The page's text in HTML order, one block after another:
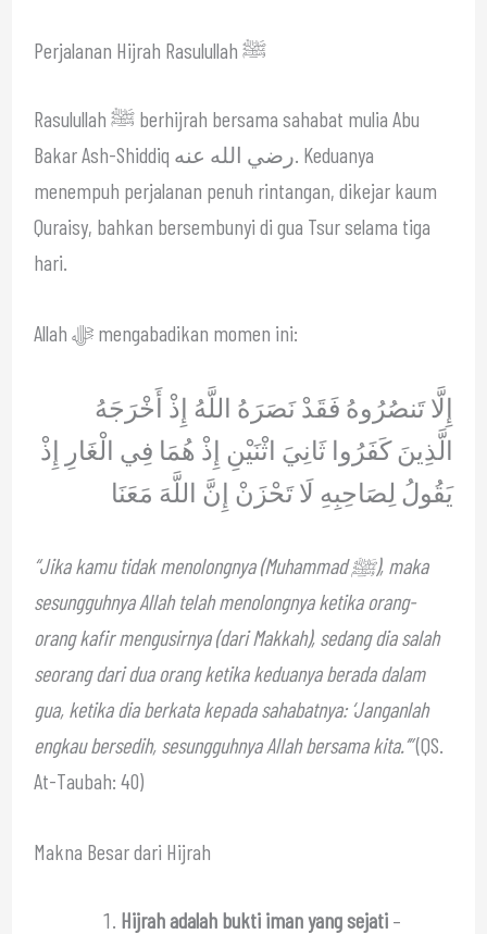
Perjalanan Hijrah Rasulullah ﷺ
Rasulullah ﷺ berhijrah bersama sahabat mulia Abu
Bakar Ash-Shiddiq رضي الله عنه. Keduanya
menempuh perjalanan penuh rintangan, dikejar kaum
Quraisy, bahkan bersembunyi di gua Tsur selama tiga
hari.
Allah ﷻ mengabadikan momen ini:
إِلَّا تَنصُرُوهُ فَقَدْ نَصَرَهُ اللَّهُ إِذْ أَخْرَجَهُ
الَّذِينَ كَفَرُوا ثَانِيَ اثْنَيْنِ إِذْ هُمَا فِي الْغَارِ إِذْ
يَقُولُ لِصَاحِبِهِ لَا تَحْزَنْ إِنَّ اللَّهَ مَعَنَا
“Jika kamu tidak menolongnya (Muhammad ﷺ), maka
sesungguhnya Allah telah menolongnya ketika orang-
orang kafir mengusirnya (dari Makkah), sedang dia salah
seorang dari dua orang ketika keduanya berada dalam
gua, ketika dia berkata kepada sahabatnya: ‘Janganlah
engkau bersedih, sesungguhnya Allah bersama kita.’”(QS.
At-Taubah: 40)
Makna Besar dari Hijrah
Hijrah adalah bukti iman yang sejati–